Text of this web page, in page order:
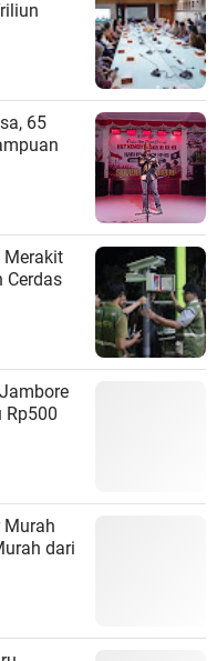
65
Merakit
Cerdas
Rp500
Murah
dari